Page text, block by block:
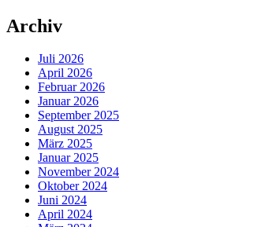
Archiv
Juli 2026
April 2026
Februar 2026
Januar 2026
September 2025
August 2025
März 2025
Januar 2025
November 2024
Oktober 2024
Juni 2024
April 2024